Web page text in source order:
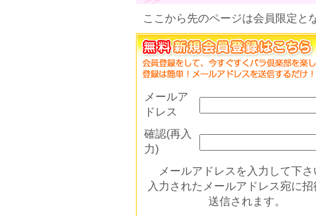
ここから先のページは会員限定と
メールア
ドレス
確認(再入
力)
メールアドレスを入力して下さ
入力されたメールアドレス宛に
送信されます。